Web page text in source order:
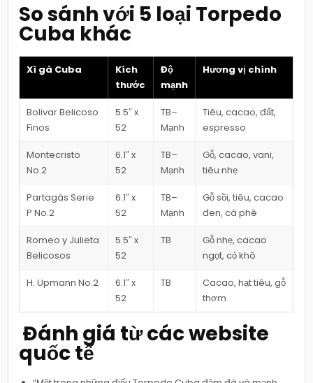
So sánh với 5 loại Torpedo
Cuba khác
Xì gà Cuba
Kích
thước
Độ
mạnh
Hương vị chính
Bolivar Belicoso
Finos
5.5″ x
52
TB–
Mạnh
Tiêu, cacao, đất,
espresso
Montecristo
No.2
6.1″ x
52
TB–
Mạnh
Gỗ, cacao, vani,
tiêu nhẹ
Partagás Serie
P No.2
6.1″ x
52
TB–
Mạnh
Gỗ sồi, tiêu, cacao
đen, cà phê
Romeo y Julieta
Belicosos
5.5″ x
52
TB
Gỗ nhẹ, cacao
ngọt, cỏ khô
H. Upmann No.2
6.1″ x
52
TB
Cacao, hạt tiêu, gỗ
thơm
️ Đánh giá từ các website
quốc tế